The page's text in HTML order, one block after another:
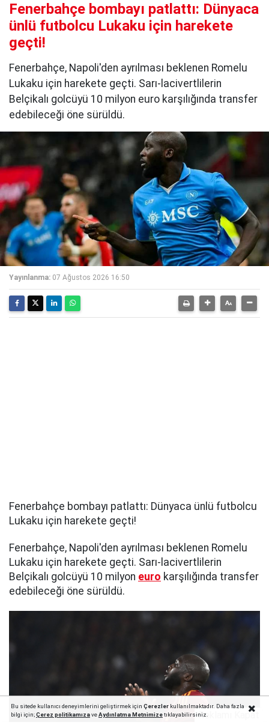
Fenerbahçe bombayı patlattı: Dünyaca
ünlü futbolcu Lukaku için harekete
geçti!
Fenerbahçe, Napoli'den ayrılması beklenen Romelu
Lukaku için harekete geçti. Sarı-lacivertlilerin
Belçikalı golcüyü 10 milyon euro karşılığında transfer
edebileceği öne sürüldü.
Yayınlanma: 07 Ağustos 2026 16:50
Fenerbahçe bombayı patlattı: Dünyaca ünlü futbolcu
Lukaku için harekete geçti!
Fenerbahçe, Napoli'den ayrılması beklenen Romelu
Lukaku için harekete geçti. Sarı-lacivertlilerin
Belçikalı golcüyü 10 milyon euro karşılığında transfer
edebileceği öne sürüldü.
Bu sitede kullanıcı deneyimlerini geliştirmek için Çerezlerkullanılmaktadır. Daha fazla
bilgi için;Çerez politikamızaveAydınlatma Metnimizetıklayabilirsiniz.Reklamı Kapat